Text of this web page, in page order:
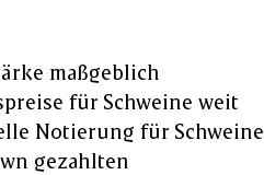
maßgeblich
für Schweine weit
Notierung für Schweine
gezahlten